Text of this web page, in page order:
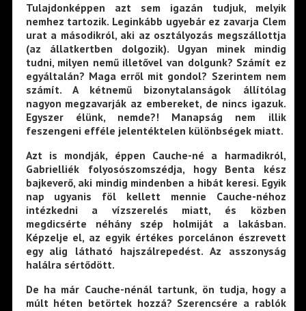
Tulajdonképpen azt sem igazán tudjuk, melyik
nemhez tartozik. Leginkább ugyebár ez zavarja Clem
urat a másodikról, aki az osztályozás megszállottja
(az állatkertben dolgozik). Ugyan minek mindig
tudni, milyen nemű illetővel van dolgunk? Számít ez
egyáltalán? Maga erről mit gondol? Szerintem nem
számít. A kétnemű bizonytalanságok állítólag
nagyon megzavarják az embereket, de nincs igazuk.
Egyszer élünk, nemde?! Manapság nem illik
feszengeni efféle jelentéktelen különbségek miatt.
Azt is mondják, éppen Cauche-né a harmadikról,
Gabrielliék folyosószomszédja, hogy Benta kész
bajkeverő, aki mindig mindenben a hibát keresi. Egyik
nap ugyanis föl kellett mennie Cauche-néhoz
intézkedni a vízszerelés miatt, és közben
megdicsérte néhány szép holmiját a lakásban.
Képzelje el, az egyik értékes porcelánon észrevett
egy alig látható hajszálrepedést. Az asszonyság
halálra sértődött.
De ha már Cauche-nénál tartunk, ön tudja, hogy a
múlt héten betörtek hozzá? Szerencsére a rablók